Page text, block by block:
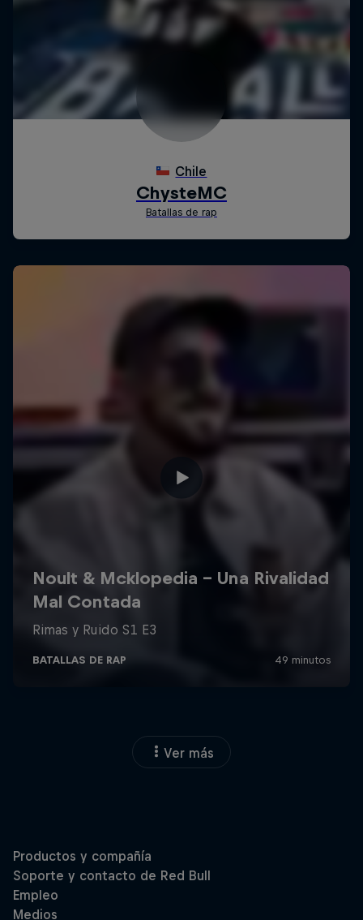
Ver más